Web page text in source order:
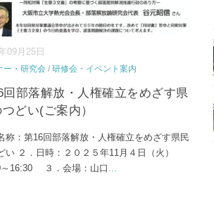
09月25日
ー・研究会/ 研修会・イベント案内
回部落解放・人権確立をめざす県
どい(ご案内）
称：第16回部落解放・人権確立をめざす県民
い ２．日時：２０２５年11月４日（火）
～16:30 ３．会場：山口 ...